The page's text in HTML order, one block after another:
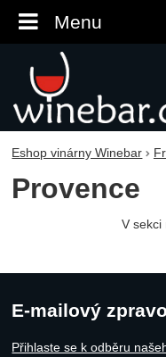
Menu
Eshop vinárny Winebar
Provence
V sekci
E-mailový
Přihlaste se k odběru